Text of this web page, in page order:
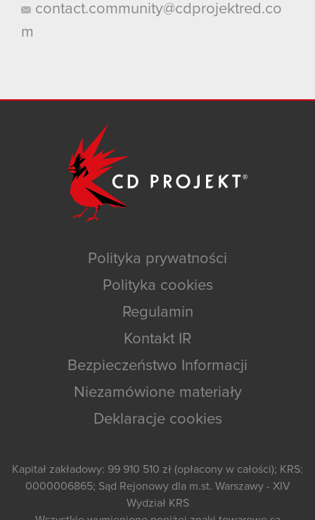
contact.community@cdprojektred.co
m
Polityka prywatności
Polityka cookies
Regulamin
Kontakt IR
Bezpieczeństwo Informacji
Niezamówione materiały
Deklaracje cookies
Kapitał zakładowy: 99 910 510 zł (opłacony w całości); KRS:
0000006865; Sąd Rejonowy dla m.st. Warszawy - XIV
Wydział KRS